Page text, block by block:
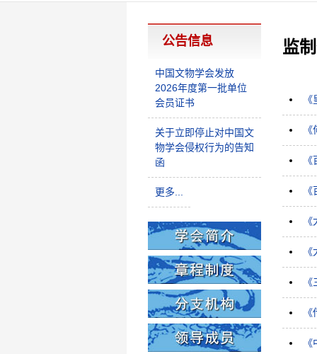
监
公告信息
中国文物学会发放
2026年度第一批单位
会员证书
关于立即停止对中国文
物学会侵权行为的告知
函
更多...